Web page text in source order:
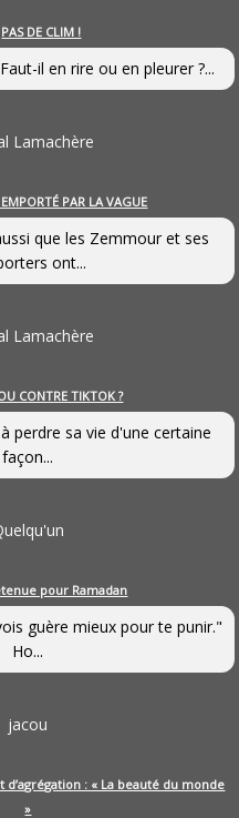
PAS DE CLIM !
il en rire ou en pleurer ?...
Lamachère
PAR LA VAGUE
que les Zemmour et ses
ont...
Lamachère
CONTRE TIKTOK ?
perdre sa vie d'une certaine
façon...
pour Ramadan
guère mieux pour te punir."
Ho...
jacou
: « La beauté du monde
»